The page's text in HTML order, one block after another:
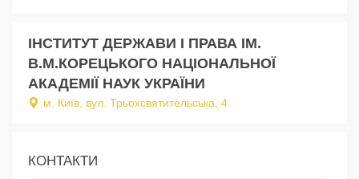
ІНСТИТУТ ДЕРЖАВИ І ПРАВА ІМ.
В.М.КОРЕЦЬКОГО НАЦІОНАЛЬНОЇ
АКАДЕМІЇ НАУК УКРАЇНИ
м. Київ, вул. Трьохсвятительська, 4
КОНТАКТИ